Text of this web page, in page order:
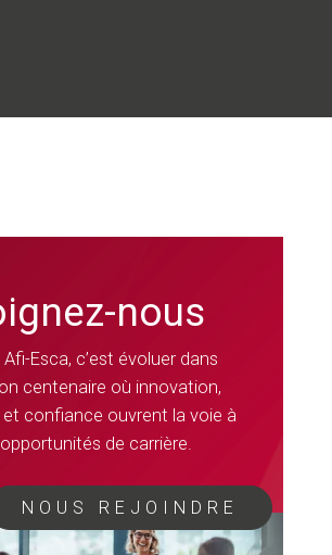
nous
Esca, c’est évoluer dans
centenaire où innovation,
et confiance ouvrent la voie à
de carrière.
NOUS REJOINDRE